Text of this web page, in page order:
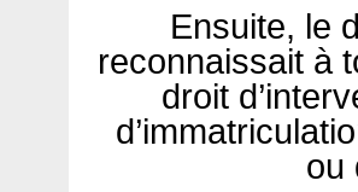
Ensuite, le
reconnaissait à
droit
ou